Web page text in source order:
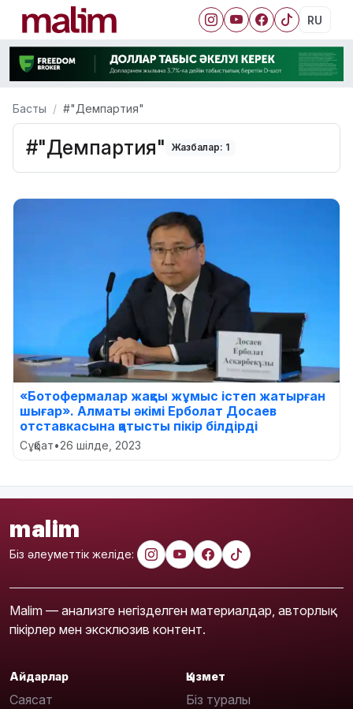
RU
Басты #"Демпартия"
#"Демпартия" Жазбалар: 1
«Ботофермалар жақсы жұмыс істеп жатырған
шығар». Алматы әкімі Ерболат Досаев
отставкасына қатысты пікір білдірді
Сұқбат•26 шілде, 2023
malim
Біз әлеуметтік желіде:
Malim — анализге негізделген материалдар, авторлық
пікірлер мен эксклюзив контент.
Айдарлар
Саясат
Қызмет
Біз туралы